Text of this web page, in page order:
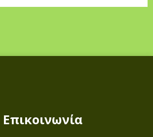
Επικοινωνία